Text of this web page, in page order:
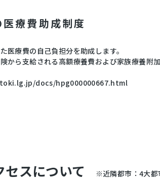
療費助成制度
医療費の自己負担分を助成します。
から支給される高額療養費および家族療養附
docs/hpg000000667.html
スについて ※近隣都市：4大都